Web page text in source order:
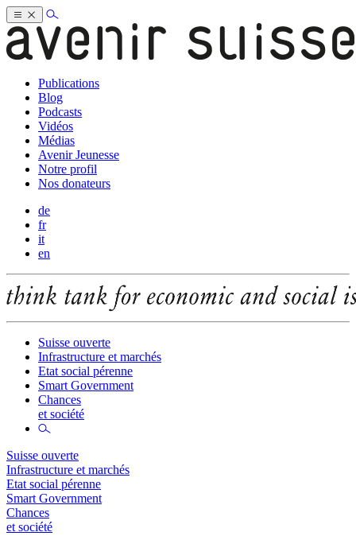
Publications
Blog
Podcasts
Vidéos
Médias
Avenir Jeunesse
Notre profil
Nos donateurs
de
fr
it
en
Suisse ouverte
Infrastructure et marchés
Etat social pérenne
Smart Government
Chances
et société
Suisse ouverte
Infrastructure et marchés
Etat social pérenne
Smart Government
Chances
et société